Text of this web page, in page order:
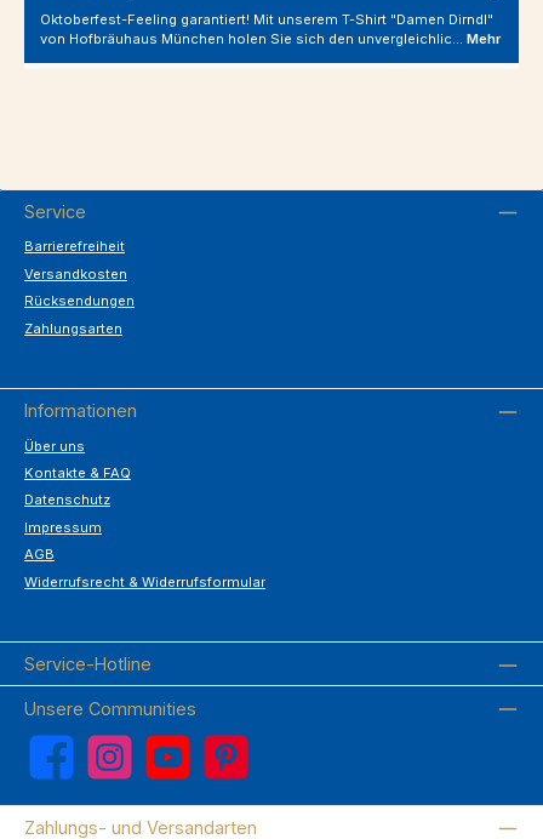
Oktoberfest-Feeling garantiert! Mit unserem T-Shirt "Damen Dirndl"
von Hofbräuhaus München holen Sie sich den unvergleichlic… Mehr
Service
Barrierefreiheit
Versandkosten
Rücksendungen
Zahlungsarten
Informationen
Über uns
Kontakte & FAQ
Datenschutz
Impressum
AGB
Widerrufsrecht & Widerrufsformular
Service-Hotline
Unsere Communities
Facebook Instagram YouTube Pinterest
Zahlungs- und Versandarten